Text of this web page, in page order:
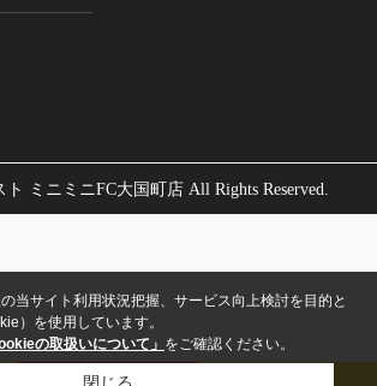
ミニミニFC大国町店 All Rights Reserved.
当サイト利用状況把握、サービス向上検討を目的と
）を使用しています。
の取扱いについて」 をご確認ください。
閉じる